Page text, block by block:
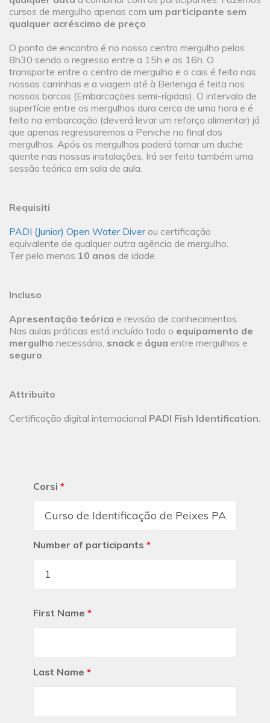
cursos de mergulho apenas com um participante sem
qualquer acréscimo de preço.
O ponto de encontro é no nosso centro mergulho pelas
8h30 sendo o regresso entre a 15h e as 16h. O
transporte entre o centro de mergulho e o cais é feito nas
nossas carrinhas e a viagem até à Berlenga é feita nos
nossos barcos (Embarcações semi-rígidas). O intervalo de
superfície entre os mergulhos dura cerca de uma hora e é
feito na embarcação (deverá levar um reforço alimentar) já
que apenas regressaremos a Peniche no final dos
mergulhos. Após os mergulhos poderá tomar um duche
quente nas nossas instalações. Irá ser feito também uma
sessão teórica em sala de aula.
Requisiti
PADI (Junior) Open Water Diverou certificação
equivalente de qualquer outra agência de mergulho.
Ter pelo menos 10 anos de idade.
Incluso
Apresentação teórica e revisão de conhecimentos.
Nas aulas práticas está incluído todo o equipamento de
mergulho necessário, snack e água entre mergulhos e
seguro.
Attribuito
Certificação digital internacional PADI Fish Identification.
Corsi *
Number of participants *
First Name *
Last Name *